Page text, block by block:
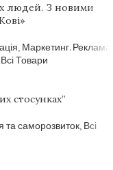
людей. З новими
, Маркетинг. Реклама
Всі Товари
стосунках”
та саморозвиток, Всі